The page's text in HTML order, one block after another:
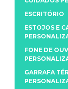
ESCRITÓRIO
ESTOJOS E
FONE DE
GARRAFA